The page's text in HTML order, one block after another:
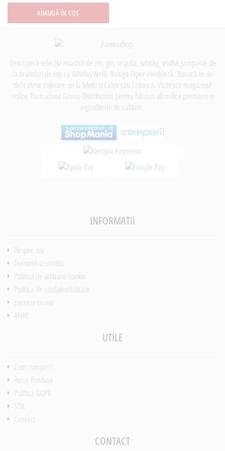
ADAUGĂ ÎN COȘ
Descoperă selecția noastră de vin, gin, tequila, whisky, vodka șampanie de
la branduri de top ca Whitley Neill, Beluga Piper-Heidsieck. Bucură-te de
delicatese culinare de la Mutti și Calvo sau Tabasco. Vizitează magazinul
online Parmafood Group Distribution pentru băuturi alcoolice premium și
ingrediente de calitate.
INFORMATII
Despre noi
Termeni si conditii
Politica de utilizare Cookie
Politica de confidentialitate
Lucreza cu noi
ANPC
UTILE
Cum cumpar?
Retur Produse
Politica GDPR
SOL
Contact
CONTACT